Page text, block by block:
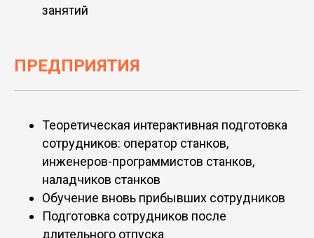
занятий
ПРЕДПРИЯТИЯ
Теоретическая интерактивная подготовка
сотрудников: оператор станков,
инженеров-программистов станков,
наладчиков станков
Обучение вновь прибывших сотрудников
Подготовка сотрудников после
длительного отпуска